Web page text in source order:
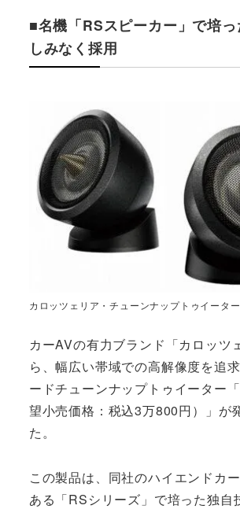
■名機「RSスピーカー」で培
しみなく採用
カロッツェリア・チューンナップトゥイータ
カーAVの有力ブランド「カロッツ
ら、幅広い帯域での高解像度を追
ードチューンナップトゥイーター
望小売価格：税込3万800円）」が
た。
この製品は、同社のハイエンドカ
ある「RSシリーズ」で培った独自